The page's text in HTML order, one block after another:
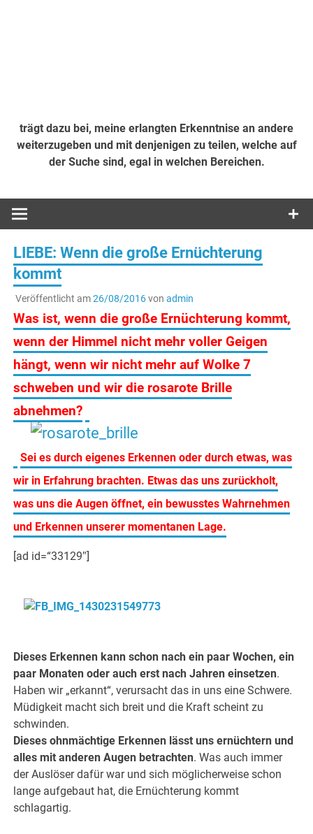
trägt dazu bei, meine erlangten Erkenntnise an andere
weiterzugeben und mit denjenigen zu teilen, welche auf
der Suche sind, egal in welchen Bereichen.
LIEBE: Wenn die große Ernüchterung
kommt
Veröffentlicht am26/08/2016von admin
Was ist, wenn die große Ernüchterung kommt,
wenn der Himmel nicht mehr voller Geigen
hängt, wenn wir nicht mehr auf Wolke 7
schweben und wir die rosarote Brille
abnehmen?
Sei es durch eigenes Erkennen oder durch etwas, was
wir in Erfahrung brachten. Etwas das uns zurückholt,
was uns die Augen öffnet, ein bewusstes Wahrnehmen
und Erkennen unserer momentanen Lage.
[ad id=“33129″]
Dieses Erkennen kann schon nach ein paar Wochen, ein
paar Monaten oder auch erst nach Jahren einsetzen.
Haben wir „erkannt“, verursacht das in uns eine Schwere.
Müdigkeit macht sich breit und die Kraft scheint zu
schwinden.
Dieses ohnmächtige Erkennen lässt uns ernüchtern und
alles mit anderen Augen betrachten. Was auch immer
der Auslöser dafür war und sich möglicherweise schon
lange aufgebaut hat, die Ernüchterung kommt
schlagartig.